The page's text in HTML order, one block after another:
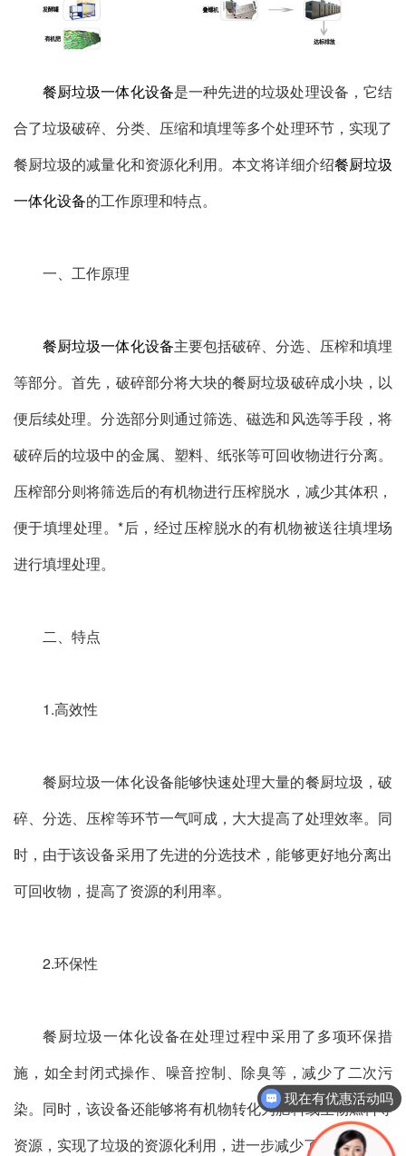
餐厨垃圾一体化设备是一种先进的垃圾处理设备，它结
合了垃圾破碎、分类、压缩和填埋等多个处理环节，实现了
餐厨垃圾的减量化和资源化利用。本文将详细介绍餐厨垃圾
一体化设备的工作原理和特点。
一、工作原理
餐厨垃圾一体化设备主要包括破碎、分选、压榨和填埋
等部分。首先，破碎部分将大块的餐厨垃圾破碎成小块，以
便后续处理。分选部分则通过筛选、磁选和风选等手段，将
破碎后的垃圾中的金属、塑料、纸张等可回收物进行分离。
压榨部分则将筛选后的有机物进行压榨脱水，减少其体积，
便于填埋处理。*后，经过压榨脱水的有机物被送往填埋场
进行填埋处理。
二、特点
1.高效性
餐厨垃圾一体化设备能够快速处理大量的餐厨垃圾，破
碎、分选、压榨等环节一气呵成，大大提高了处理效率。同
时，由于该设备采用了先进的分选技术，能够更好地分离出
可回收物，提高了资源的利用率。
2.环保性
餐厨垃圾一体化设备在处理过程中采用了多项环保措
施，如全封闭式操作、噪音控制、除臭等，减少了二次污
染。同时，该设备还能够将有机物转化为肥料或生物燃料等
资源，实现了垃圾的资源化利用，进一步减少了环境污染。
现在有优惠活动吗